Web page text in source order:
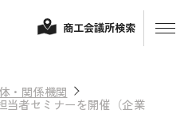
商工会議所検索
・関係機関
当者セミナーを開催（企業